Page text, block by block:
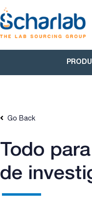
Go Back
Todo
de